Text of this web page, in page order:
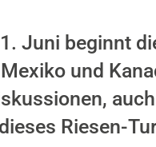
Juni beginnt
und
Riesen-